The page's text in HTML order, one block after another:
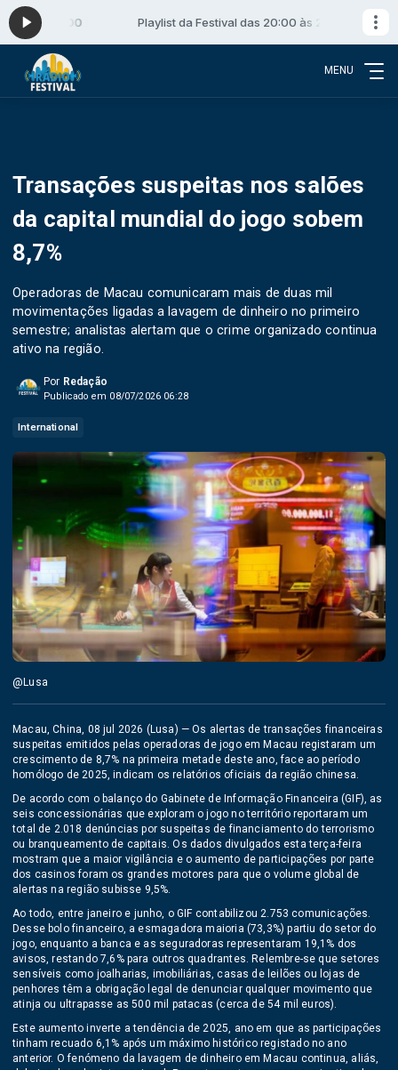
às 21:00 Playlist da Festival das 20:00 às 21:00
MENU
Transações suspeitas nos salões
da capital mundial do jogo sobem
8,7%
Operadoras de Macau comunicaram mais de duas mil
movimentações ligadas a lavagem de dinheiro no primeiro
semestre; analistas alertam que o crime organizado continua
ativo na região.
Por Redação
Publicado em 08/07/2026 06:28
International
@Lusa
Macau, China, 08 jul 2026 (Lusa) — Os alertas de transações financeiras
suspeitas emitidos pelas operadoras de jogo em Macau registaram um
crescimento de 8,7% na primeira metade deste ano, face ao período
homólogo de 2025, indicam os relatórios oficiais da região chinesa.
De acordo com o balanço do Gabinete de Informação Financeira (GIF), as
seis concessionárias que exploram o jogo no território reportaram um
total de 2.018 denúncias por suspeitas de financiamento do terrorismo
ou branqueamento de capitais. Os dados divulgados esta terça-feira
mostram que a maior vigilância e o aumento de participações por parte
dos casinos foram os grandes motores para que o volume global de
alertas na região subisse 9,5%.
Ao todo, entre janeiro e junho, o GIF contabilizou 2.753 comunicações.
Desse bolo financeiro, a esmagadora maioria (73,3%) partiu do setor do
jogo, enquanto a banca e as seguradoras representaram 19,1% dos
avisos, restando 7,6% para outros quadrantes. Relembre-se que setores
sensíveis como joalharias, imobiliárias, casas de leilões ou lojas de
penhores têm a obrigação legal de denunciar qualquer movimento que
atinja ou ultrapasse as 500 mil patacas (cerca de 54 mil euros).
Este aumento inverte a tendência de 2025, ano em que as participações
tinham recuado 6,1% após um máximo histórico registado no ano
anterior. O fenómeno da lavagem de dinheiro em Macau continua, aliás,